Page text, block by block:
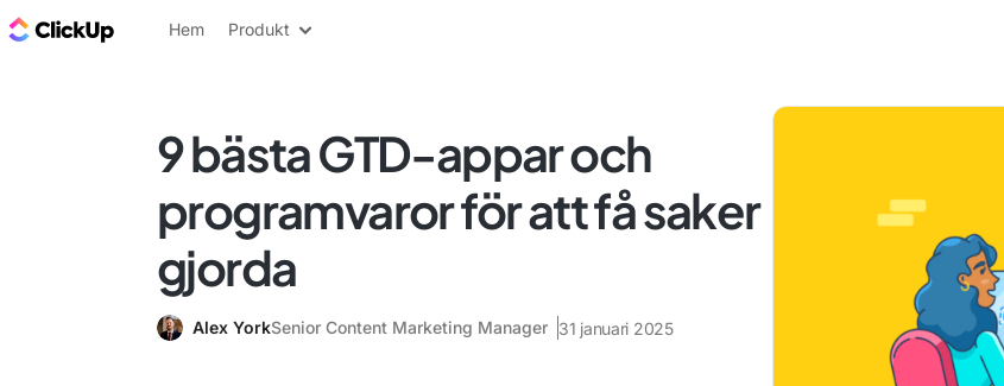
ClickUp-bloggen
Hem Produkt
9 bästa GTD-appar och
programvaror för att få saker
gjorda
Alex YorkSenior Content Marketing Manager 31 januari 2025